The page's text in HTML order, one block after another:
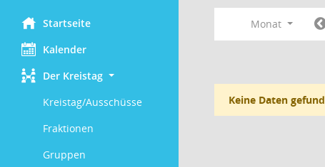
Startseite
Kalender
Der Kreistag
Kreistag/Ausschüsse
Fraktionen
Gruppen
Monat
Keine Daten